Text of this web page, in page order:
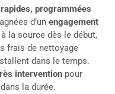
rapides, programmées
d’un engagement
la source dès le début,
frais de nettoyage
dans le temps.
intervention pour
la durée.